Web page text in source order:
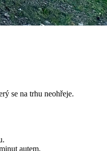
se na trhu neohřeje.
autem.